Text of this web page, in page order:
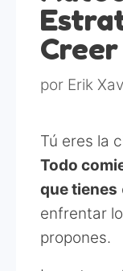
por Erik
Tú eres la
Todo
que tienes
enfrentar
propones.